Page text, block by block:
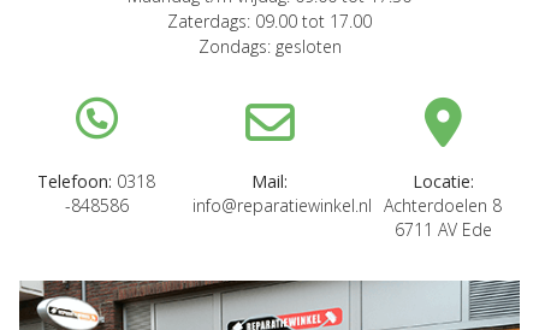
Zaterdags: 09.00 tot 17.00
Zondags: gesloten
Telefoon: 0318
-848586
Mail:
info@reparatiewinkel.nl
Locatie:
Achterdoelen 8
6711 AV Ede